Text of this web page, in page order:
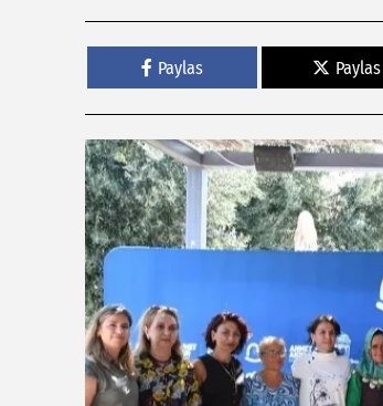
Paylas Paylas